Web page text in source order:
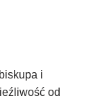
i
od